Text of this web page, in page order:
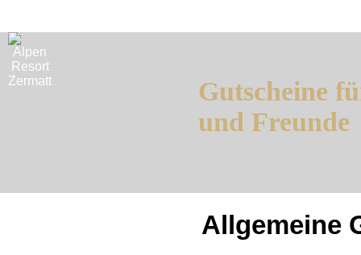
Gutscheine
und Freunde
Allgemeine